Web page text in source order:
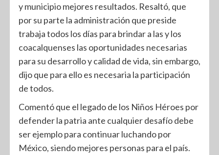
y municipio mejores resultados. Resaltó, que
por su parte la administración que preside
trabaja todos los días para brindar a las y los
coacalquenses las oportunidades necesarias
para su desarrollo y calidad de vida, sin embargo,
dijo que para ello es necesaria la participación
de todos.
Comentó que el legado de los Niños Héroes por
defender la patria ante cualquier desafío debe
ser ejemplo para continuar luchando por
México, siendo mejores personas para el país.